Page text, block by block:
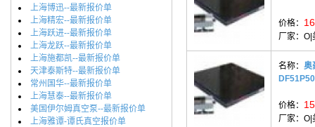
上海博迅--最新报价单
上海精宏--最新报价单
上海跃进--最新报价单
上海龙跃--最新报价单
上海施都凯--最新报价单
天津泰斯特--最新报价单
常州国华--最新报价单
上海慧泰--最新报价单
美国伊尔姆真空泵--最新报价单
上海雅谭-谭氏真空报价单
价格：
厂家： O|
名称： 奥
价格：
厂家： O|